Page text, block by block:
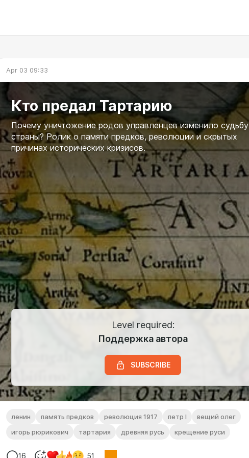
Apr 03 09:33
Кто предал Тартарию
Почему уничтожение родов управленцев изменило судьбу
страны? Ролик о памяти предков, революции и скрытых
причинах исторических кризисов.
Level required:
Поддержка автора
SUBSCRIBE
ленин память предков революция 1917 петр l
вещий олег
игорь рюрикович
тартария древняя русь крещение руси
16 51